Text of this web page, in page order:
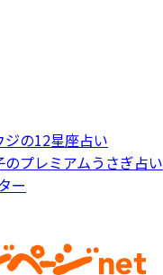
ジの12星座占い
のプレミアムうさぎ占い
ー